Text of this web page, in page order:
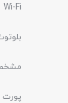
Wi-Fi
پورت USB